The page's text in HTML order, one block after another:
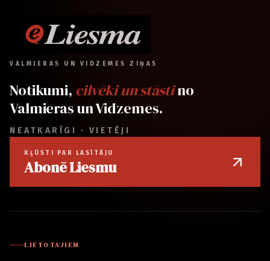
VALMIERAS UN VIDZEMES ZIŅAS
Notikumi, cilvēki un stāstino
Valmieras un Vidzemes.
NEATKARĪGI · VIETĒJI
KĻŪSTI PAR LASĪTĀJU
Abonē Liesmu
LIETOTĀJIEM